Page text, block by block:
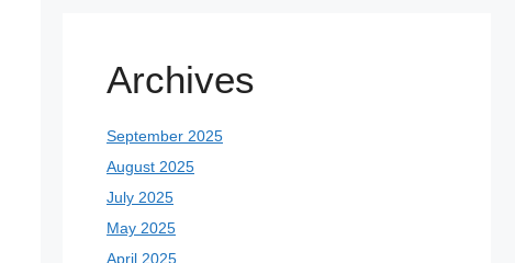
Archives
September 2025
August 2025
July 2025
May 2025
April 2025